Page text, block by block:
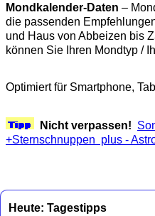
Mondkalender‑Daten –
die passenden
und Haus von Abbeizen bis
können Sie Ihren Mondtyp /
Optimiert für Smartphone,
Nicht verpassen!
+Sternschnuppen plus -
Heute: Tagestipps